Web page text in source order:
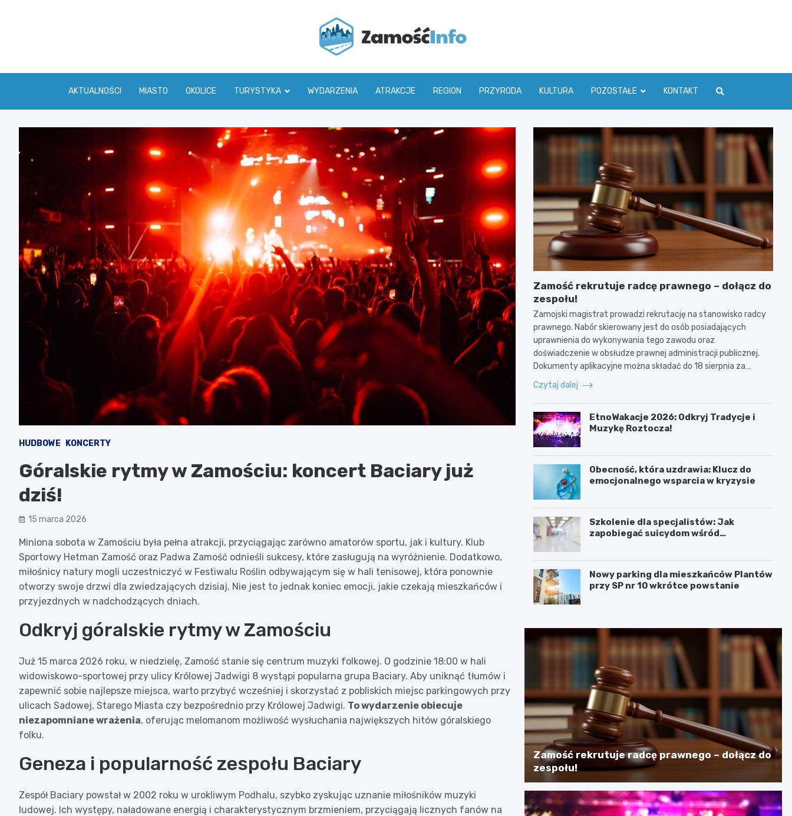
AKTUALNOŚCI MIASTO OKOLICE TURYSTYKA WYDARZENIA ATRAKCJE REGION PRZYRODA KULTURA POZOSTAŁE KONTAKT
HUDBOWE KONCERTY
Góralskie rytmy w Zamościu: koncert Baciary już
dziś!
15 marca 2026
Miniona sobota w Zamościu była pełna atrakcji, przyciągając zarówno amatorów sportu, jak i kultury. Klub
Sportowy Hetman Zamość oraz Padwa Zamość odnieśli sukcesy, które zasługują na wyróżnienie. Dodatkowo,
miłośnicy natury mogli uczestniczyć w Festiwalu Roślin odbywającym się w hali tenisowej, która ponownie
otworzy swoje drzwi dla zwiedzających dzisiaj. Nie jest to jednak koniec emocji, jakie czekają mieszkańców i
przyjezdnych w nadchodzących dniach.
Odkryj góralskie rytmy w Zamościu
Już 15 marca 2026 roku, w niedzielę, Zamość stanie się centrum muzyki folkowej. O godzinie 18:00 w hali
widowiskowo-sportowej przy ulicy Królowej Jadwigi 8 wystąpi popularna grupa Baciary. Aby uniknąć tłumów i
zapewnić sobie najlepsze miejsca, warto przybyć wcześniej i skorzystać z pobliskich miejsc parkingowych przy
ulicach Sadowej, Starego Miasta czy bezpośrednio przy Królowej Jadwigi. To wydarzenie obiecuje
niezapomniane wrażenia, oferując melomanom możliwość wysłuchania największych hitów góralskiego
folku.
Geneza i popularność zespołu Baciary
Zespół Baciary powstał w 2002 roku w urokliwym Podhalu, szybko zyskując uznanie miłośników muzyki
ludowej. Ich występy, naładowane energią i charakterystycznym brzmieniem, przyciągają licznych fanów na
Zamość rekrutuje radcę prawnego – dołącz do
zespołu!
Zamojski magistrat prowadzi rekrutację na stanowisko radcy
prawnego. Nabór skierowany jest do osób posiadających
uprawnienia do wykonywania tego zawodu oraz
doświadczenie w obsłudze prawnej administracji publicznej.
Dokumenty aplikacyjne można składać do 18 sierpnia za…
Czytaj dalej
EtnoWakacje 2026: Odkryj Tradycje i
Muzykę Roztocza!
Obecność, która uzdrawia: Klucz do
emocjonalnego wsparcia w kryzysie
Szkolenie dla specjalistów: Jak
zapobiegać suicydom wśród
Nowy parking dla mieszkańców Plantów
przy SP nr 10 wkrótce powstanie
Zamość rekrutuje radcę prawnego – dołącz do
zespołu!